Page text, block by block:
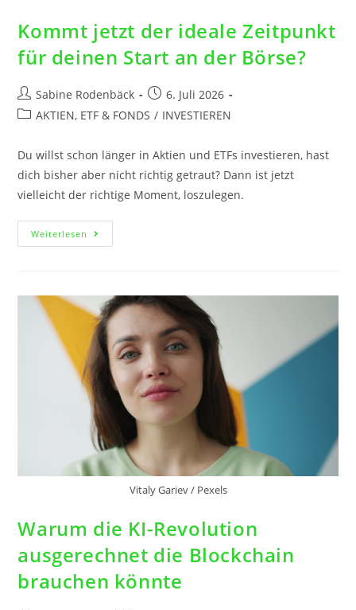
Kommt jetzt der ideale Zeitpunkt
für deinen Start an der Börse?
Sabine Rodenbäck
6. Juli 2026
AKTIEN, ETF & FONDS / INVESTIEREN
Du willst schon länger in Aktien und ETFs investieren, hast
dich bisher aber nicht richtig getraut? Dann ist jetzt
vielleicht der richtige Moment, loszulegen.
Weiterlesen
Vitaly Gariev / Pexels
Warum die KI-Revolution
ausgerechnet die Blockchain
brauchen könnte